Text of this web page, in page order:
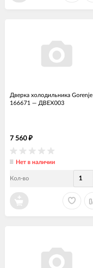
Дверка холодильника Gorenje
166671 — ДВЕХ003
7 560 ₽
Нет в наличии
Кол-во